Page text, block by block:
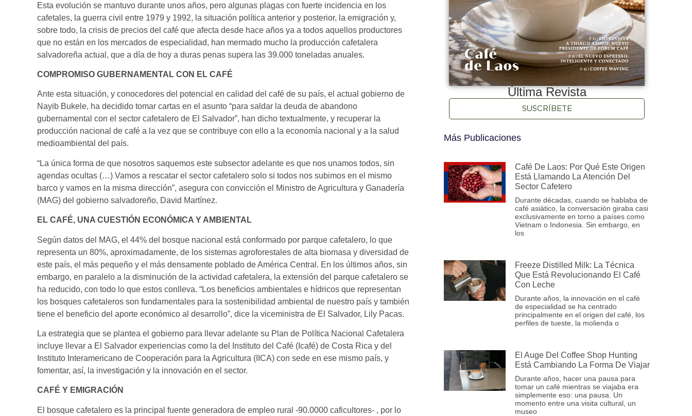
Esta evolución se mantuvo durante unos años, pero algunas plagas con fuerte incidencia en los
cafetales, la guerra civil entre 1979 y 1992, la situación política anterior y posterior, la emigración y,
sobre todo, la crisis de precios del café que afecta desde hace años ya a todos aquellos productores
que no están en los mercados de especialidad, han mermado mucho la producción cafetalera
salvadoreña actual, que a día de hoy a duras penas supera las 39.000 toneladas anuales.
COMPROMISO GUBERNAMENTAL CON EL CAFÉ
Ante esta situación, y conocedores del potencial en calidad del café de su país, el actual gobierno de
Nayib Bukele, ha decidido tomar cartas en el asunto “para saldar la deuda de abandono
gubernamental con el sector cafetalero de El Salvador”, han dicho textualmente, y recuperar la
producción nacional de café a la vez que se contribuye con ello a la economía nacional y a la salud
medioambiental del país.
“La única forma de que nosotros saquemos este subsector adelante es que nos unamos todos, sin
agendas ocultas (…) Vamos a rescatar el sector cafetalero solo si todos nos subimos en el mismo
barco y vamos en la misma dirección”, asegura con convicción el Ministro de Agricultura y Ganadería
(MAG) del gobierno salvadoreño, David Martínez.
EL CAFÉ, UNA CUESTIÓN ECONÓMICA Y AMBIENTAL
Según datos del MAG, el 44% del bosque nacional está conformado por parque cafetalero, lo que
representa un 80%, aproximadamente, de los sistemas agroforestales de alta biomasa y diversidad de
este país, el más pequeño y el más densamente poblado de América Central. En los últimos años, sin
embargo, en paralelo a la disminución de la actividad cafetalera, la extensión del parque cafetalero se
ha reducido, con todo lo que estos conlleva. “Los beneficios ambientales e hídricos que representan
los bosques cafetaleros son fundamentales para la sostenibilidad ambiental de nuestro país y también
tiene el beneficio del aporte económico al desarrollo”, dice la viceministra de El Salvador, Lily Pacas.
La estrategia que se plantea el gobierno para llevar adelante su Plan de Política Nacional Cafetalera
incluye llevar a El Salvador experiencias como la del Instituto del Café (Icafé) de Costa Rica y del
Instituto Interamericano de Cooperación para la Agricultura (IICA) con sede en ese mismo país, y
fomentar, así, la investigación y la innovación en el sector.
CAFÉ Y EMIGRACIÓN
El bosque cafetalero es la principal fuente generadora de empleo rural -90.0000 caficultores- , por lo
Última Revista
SUSCRÍBETE
Más Publicaciones
Café De Laos: Por Qué Este Origen
Está Llamando La Atención Del
Sector Cafetero
Durante décadas, cuando se hablaba de
café asiático, la conversación giraba casi
exclusivamente en torno a países como
Vietnam o Indonesia. Sin embargo, en
los
Freeze Distilled Milk: La Técnica
Que Está Revolucionando El Café
Con Leche
Durante años, la innovación en el café
de especialidad se ha centrado
principalmente en el origen del café, los
perfiles de tueste, la molienda o
El Auge Del Coffee Shop Hunting
Está Cambiando La Forma De Viajar
Durante años, hacer una pausa para
tomar un café mientras se viajaba era
simplemente eso: una pausa. Un
momento entre una visita cultural, un
museo